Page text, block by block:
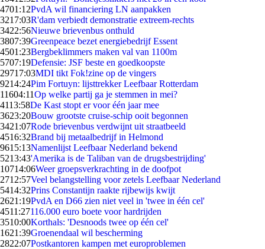
4701:12PvdA wil financiering LN aanpakken
3217:03R'dam verbiedt demonstratie extreem-rechts
3422:56Nieuwe brievenbus onthuld
3807:39Greenpeace bezet energiebedrijf Essent
4501:23Bergbeklimmers maken val van 1100m
5707:19Defensie: JSF beste en goedkoopste
29717:03MDI tikt Fok!zine op de vingers
9214:24Pim Fortuyn: lijsttrekker Leefbaar Rotterdam
11604:11Op welke partij ga je stemmen in mei?
4113:58De Kast stopt er voor één jaar mee
3623:20Bouw grootste cruise-schip ooit begonnen
3421:07Rode brievenbus verdwijnt uit straatbeeld
4516:32Brand bij metaalbedrijf in Helmond
9615:13Namenlijst Leefbaar Nederland bekend
5213:43'Amerika is de Taliban van de drugsbestrijding'
10714:06Weer groepsverkrachting in de doofpot
2712:57Veel belangstelling voor zetels Leefbaar Nederland
5414:32Prins Constantijn raakte rijbewijs kwijt
2621:19PvdA en D66 zien niet veel in 'twee in één cel'
4511:27116.000 euro boete voor hardrijden
3510:00Korthals: 'Desnoods twee op één cel'
1621:39Groenendaal wil bescherming
2822:07Postkantoren kampen met europroblemen